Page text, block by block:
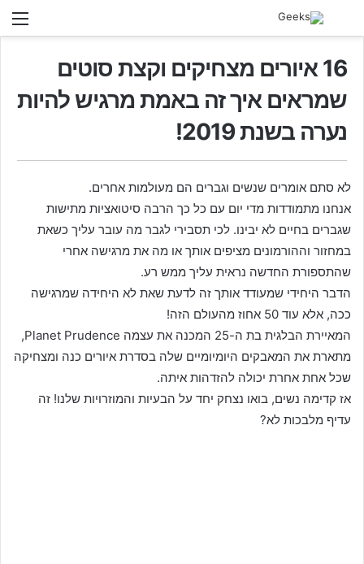
חיפוש
16 איורים מצחיקים וקצת סוטים
שמראים איך זה באמת מרגיש להיות
נערה בשנת 2019!
לא סתם אומרים שנשים וגברים הם מעולמות אחרים.
אנחנו מתמודדות מדי יום עם כל כך הרבה סיטואציות מתישות
שגברים בחיים לא יבינו. לכי תסבירי לגבר מה עובר עליך כשאת
במחזור וההורמונים מציפים אותך או מה את מרגישה אחרי
שהתספורת החדשה נראית עליך ממש רע.
הדבר היחידי שמעודד אותך זה לדעת שאת לא היחידה שמרגישה
ככה, אלא עוד 50 אחוז מהעולם הזה!
המאיירת הבלגית בת ה-25 המכנה את עצמה Planet Prudence,
מתארת את המאבקים היומיומיים שלה בסדרת איורים כנה ומצחיקה
שכל אחת אחרת יכולה להזדהות איתה.
אז קדימה נשים, בואו נצחק יחד על הבעיות והמוזרויות שלנו! זה
עדיף מלבכות לא?